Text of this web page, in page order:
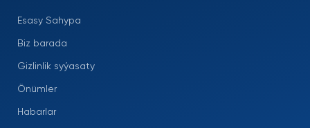
Esasy Sahypa
Biz barada
Gizlinlik syýasaty
Önümler
Habarlar